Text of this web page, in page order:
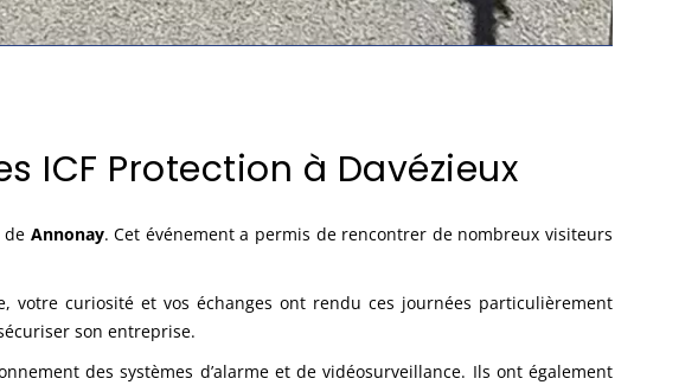
ICF Protection à Davézieux
de Annonay. Cet événement a permis de rencontrer de nombreux visiteurs
votre curiosité et vos échanges ont rendu ces journées particulièrement
son entreprise.
des systèmes d’alarme et de vidéosurveillance. Ils ont également